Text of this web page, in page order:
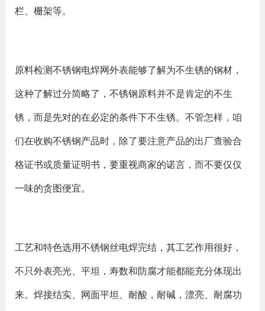
栏、栅架等。
原料检测不锈钢电焊网外表能够了解为不生锈的钢材，
这种了解过分简略了，不锈钢原料并不是肯定的不生
锈，而是先对的在必定的条件下不生锈。不管怎样，咱
们在收购不锈钢产品时，除了要注意产品的出厂查验合
格证书或质量证明书，要重视商家的诺言，而不要仅仅
一味的贪图便宜。
工艺和特色选用不锈钢丝电焊完结，其工艺作用很好，
不只外表亮光、平坦，寿数和防腐才能都能充分体现出
来。焊接结实、网面平坦、耐酸，耐碱，漂亮、耐腐功